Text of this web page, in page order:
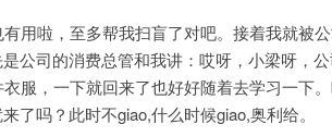
用啦，至多帮我扫盲了对吧。接着我就被
公司的消费总管和我讲：哎呀，小梁呀，
服，一下就回来了也好好随着去学习一下
了吗？此时不giao,什么时候giao,奥利给。